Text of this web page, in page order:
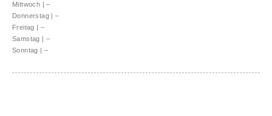
Mittwoch | –
Donnerstag | –
Freitag | –
Samstag | –
Sonntag | –